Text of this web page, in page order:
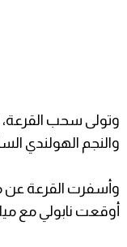
وتولى سحب القرعة،
والنجم الهولندي
وأسفرت القرعة عن
أوقعت نابولي مع